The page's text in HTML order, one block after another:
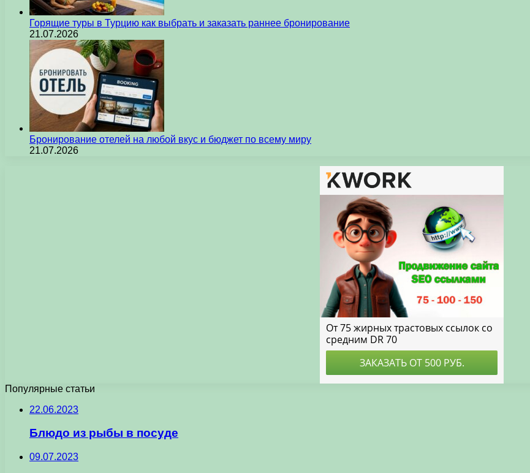
Горящие туры в Турцию как выбрать и заказать раннее бронирование
21.07.2026
Бронирование отелей на любой вкус и бюджет по всему миру
21.07.2026
Популярные статьи
22.06.2023
Блюдо из рыбы в посуде
09.07.2023